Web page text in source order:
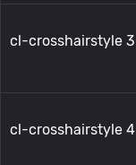
cl-crosshairstyle 3
cl-crosshairstyle 4